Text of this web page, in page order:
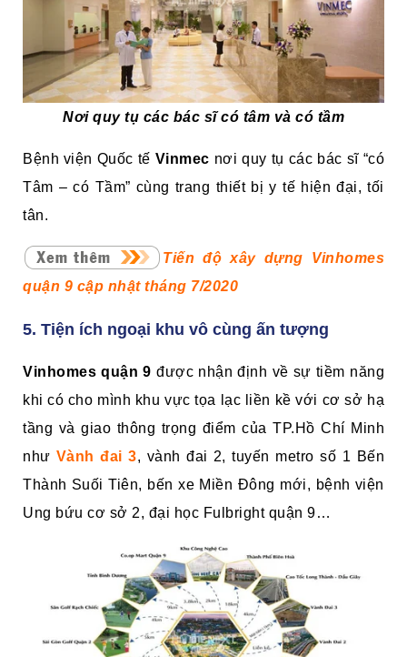
Nơi quy tụ các bác sĩ có tâm và có tầm
Bệnh viện Quốc tế Vinmec nơi quy tụ các bác sĩ “có
Tâm – có Tầm” cùng trang thiết bị y tế hiện đại, tối
tân.
Tiến độ xây dựng Vinhomes
quận 9 cập nhật tháng 7/2020
5. Tiện ích ngoại khu vô cùng ấn tượng
Vinhomes quận 9 được nhận định về sự tiềm năng
khi có cho mình khu vực tọa lạc liền kề với cơ sở hạ
tầng và giao thông trọng điểm của TP.Hồ Chí Minh
như Vành đai 3, vành đai 2, tuyến metro số 1 Bến
Thành Suối Tiên, bến xe Miền Đông mới, bệnh viện
Ung bứu cơ sở 2, đại học Fulbright quận 9…